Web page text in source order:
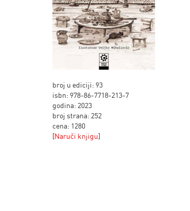
broj u ediciji: 93
isbn: 978-86-7718-213-7
godina: 2023
broj strana: 252
cena: 1280
[Naruči knjigu]